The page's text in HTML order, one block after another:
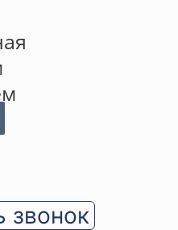
звонок